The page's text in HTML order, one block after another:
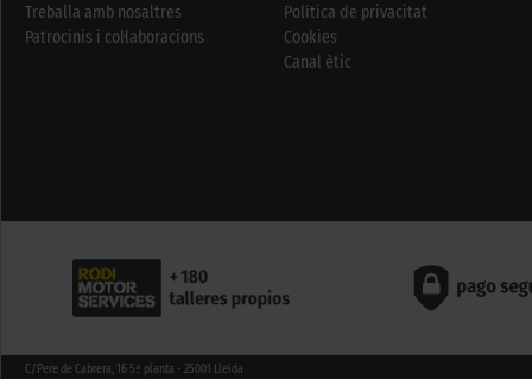
Treballa amb nosaltres
Patrocinis i col·laboracions
Política de privacitat
Cookies
Canal ètic
C/Pere de Cabrera, 16 5ª planta - 25001 Lleida